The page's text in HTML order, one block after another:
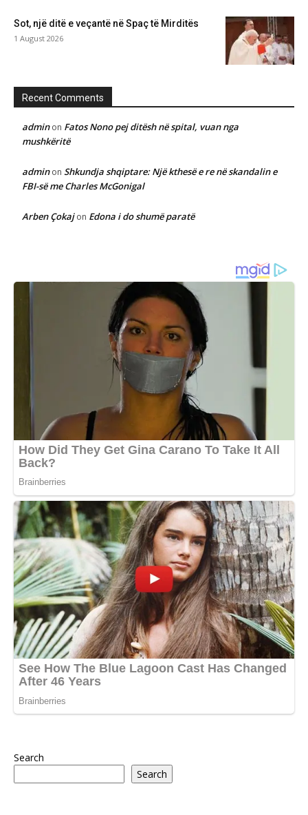
Sot, një ditë e veçantë në Spaç të Mirditës
1 August 2026
Recent Comments
adminon Fatos Nono pej ditësh në spital, vuan nga
mushkëritë
adminon Shkundja shqiptare: Një kthesë e re në skandalin e
FBI-së me Charles McGonigal
Arben Çokajon Edona i do shumë paratë
Search
Search